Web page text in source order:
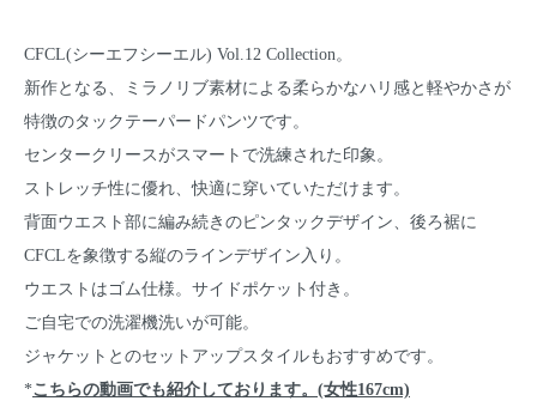
CFCL(シーエフシーエル) Vol.12 Collection。
新作となる、ミラノリブ素材による柔らかなハリ感と軽やかさが
特徴のタックテーパードパンツです。
センタークリースがスマートで洗練された印象。
ストレッチ性に優れ、快適に穿いていただけます。
背面ウエスト部に編み続きのピンタックデザイン、後ろ裾に
CFCLを象徴する縦のラインデザイン入り。
ウエストはゴム仕様。サイドポケット付き。
ご自宅での洗濯機洗いが可能。
ジャケットとのセットアップスタイルもおすすめです。
*こちらの動画でも紹介しております。(女性167cm)